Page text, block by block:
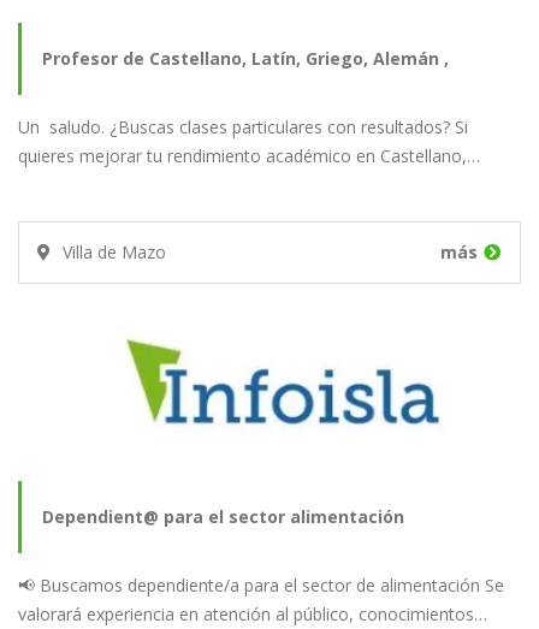
Profesor de Castellano, Latín, Griego, Alemán ,
Literatura,…
Un saludo. ¿Buscas clases particulares con resultados? Si
quieres mejorar tu rendimiento académico en Castellano,…
Villa de Mazo más
Dependient@ para el sector alimentación
📢 Buscamos dependiente/a para el sector de alimentación Se
valorará experiencia en atención al público, conocimientos…